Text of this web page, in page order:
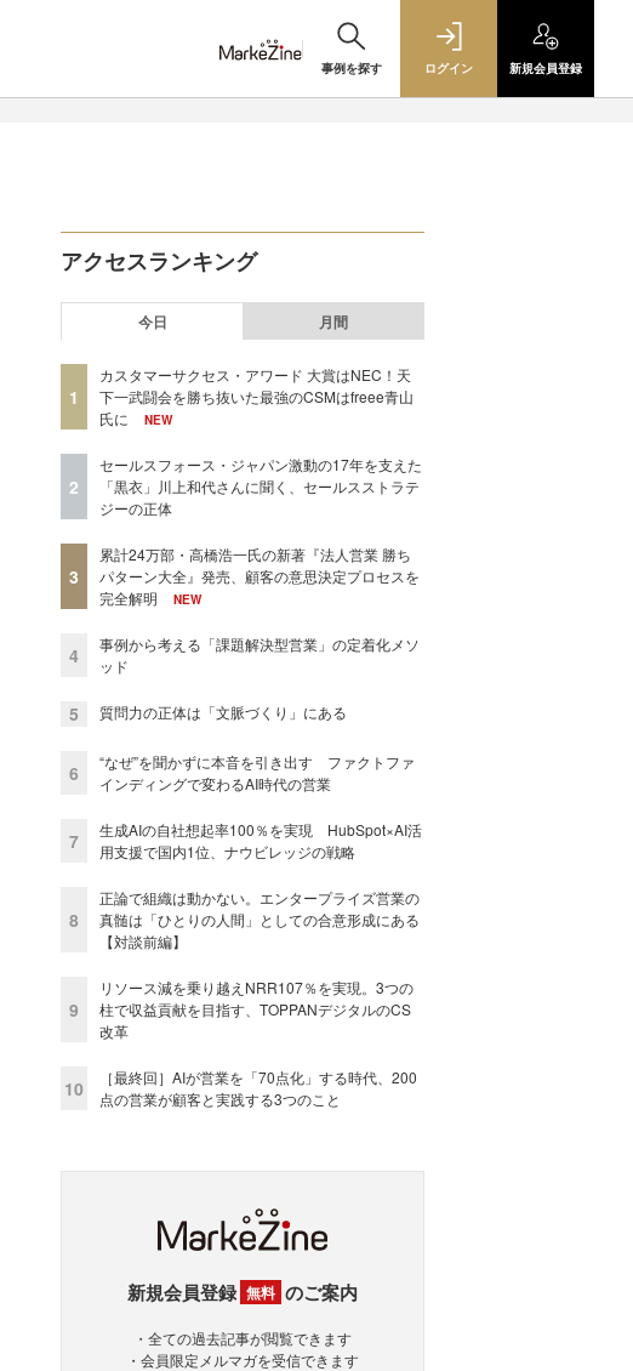
事例を探す ログイン 新規会員登録
アクセスランキング
今日 月間
1
カスタマーサクセス・アワード 大賞はNEC！天
下一武闘会を勝ち抜いた最強のCSMはfreee青山
氏に
NEW
2
セールスフォース・ジャパン激動の17年を支えた
「黒衣」川上和代さんに聞く、セールスストラテ
ジーの正体
3
累計24万部・高橋浩一氏の新著『法人営業 勝ち
パターン大全』発売、顧客の意思決定プロセスを
完全解明
NEW
4
事例から考える「課題解決型営業」の定着化メソ
ッド
5 質問力の正体は「文脈づくり」にある
6
“なぜ”を聞かずに本音を引き出す ファクトファ
インディングで変わるAI時代の営業
7
生成AIの自社想起率100％を実現 HubSpot×AI活
用支援で国内1位、ナウビレッジの戦略
8
正論で組織は動かない。エンタープライズ営業の
真髄は「ひとりの人間」としての合意形成にある
【対談前編】
9
リソース減を乗り越えNRR107％を実現。3つの
柱で収益貢献を目指す、TOPPANデジタルのCS
改革
10
［最終回］AIが営業を「70点化」する時代、200
点の営業が顧客と実践する3つのこと
新規会員登録 無料 のご案内
・全ての過去記事が閲覧できます
・会員限定メルマガを受信できます